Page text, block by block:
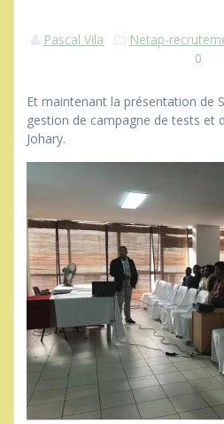
Pascal Vila Netap-
0
Et maintenant la présentation de
gestion de campagne de tests et
Johary.